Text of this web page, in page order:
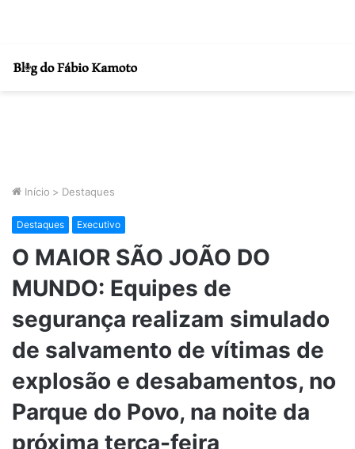
Início > Destaques
Destaques Executivo
O MAIOR SÃO JOÃO DO
MUNDO: Equipes de
segurança realizam simulado
de salvamento de vítimas de
explosão e desabamentos, no
Parque do Povo, na noite da
próxima terça-feira